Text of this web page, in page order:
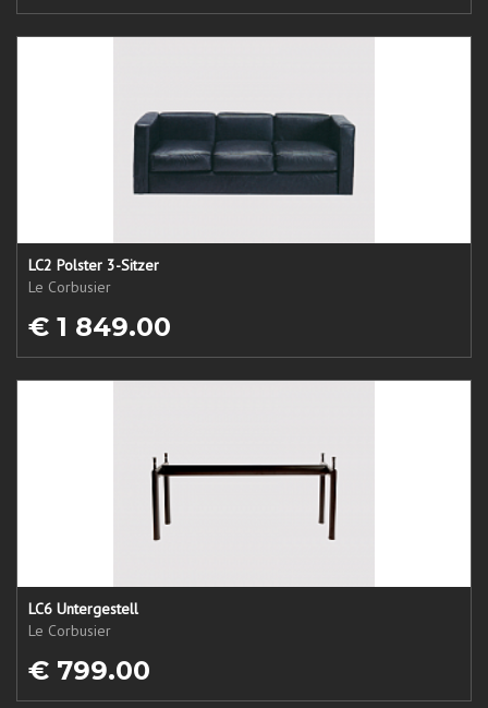
LC2 Polster 3-Sitzer
Le Corbusier
€ 1 849.00
LC6 Untergestell
Le Corbusier
€ 799.00